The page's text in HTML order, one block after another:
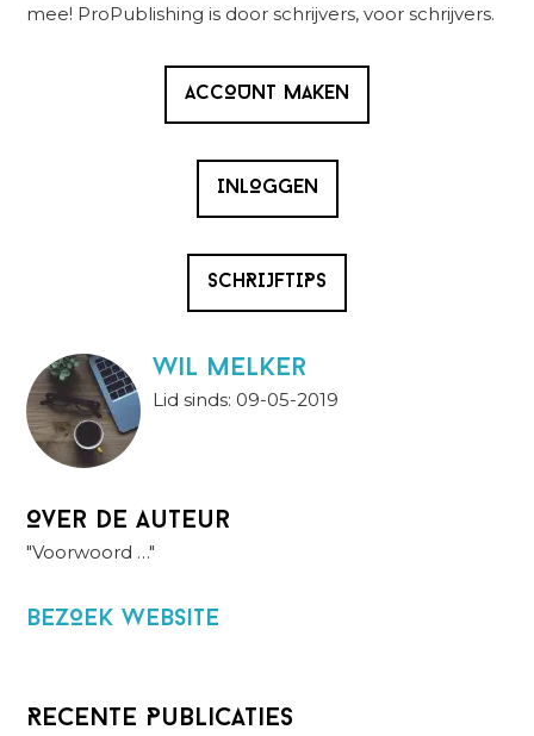
mee! ProPublishing is door schrijvers, voor schrijvers.
ACCOUNT MAKEN
INLOGGEN
SCHRIJFTIPS
wil melker
Lid sinds: 09-05-2019
Over de auteur
"Voorwoord …"
BezOek website
Recente Publicaties